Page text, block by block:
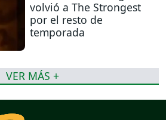
volvió a The Strongest
por el resto de
temporada
VER MÁS +